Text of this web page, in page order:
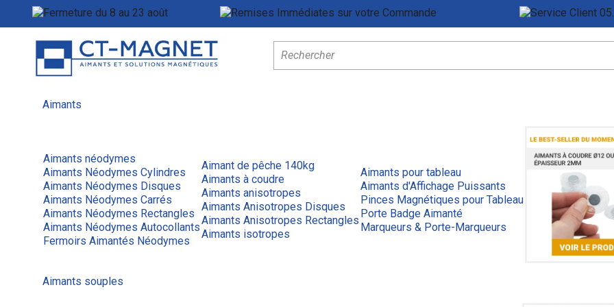
Fermeture du 8 au 23 août Remises Immédiates sur votre Commande
Aimants
Aimants néodymes
Aimants Néodymes Cylindres
Aimants Néodymes Disques
Aimants Néodymes Carrés
Aimants Néodymes Rectangles
Aimants Néodymes Autocollants
Fermoirs Aimantés Néodymes
Aimant de pêche 140kg
Aimants à coudre
Aimants anisotropes
Aimants Anisotropes Disques
Aimants Anisotropes Rectangles
Aimants isotropes
Aimants pour tableau
Aimants d'Affichage Puissants
Pinces Magnétiques pour Tableau
Porte Badge Aimanté
Marqueurs & Porte-Marqueurs
Aimants souples